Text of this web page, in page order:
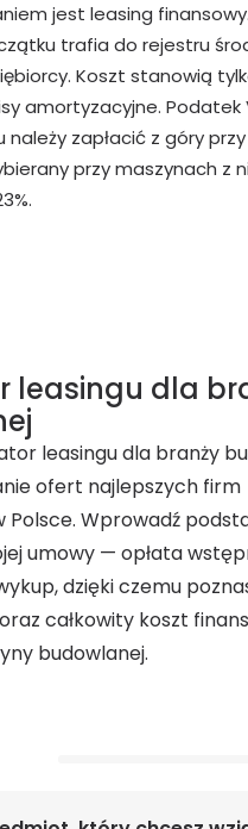
jest leasing
trafia do rejestru
Koszt stanowią
amortyzacyjne. Podatek
zapłacić z góry
przy maszynach z
leasingu dla
leasingu dla branży
ofert najlepszych firm
Polsce. Wprowadź
umowy — opłata
dzięki czemu
całkowity koszt
budowlanej.